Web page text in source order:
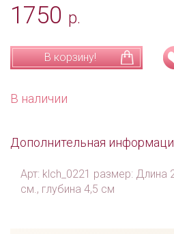
1750 р.
В корзину!
В наличии
Дополнительная
Арт: klch_0221 размер: Длина
см., глубина 4,5 см